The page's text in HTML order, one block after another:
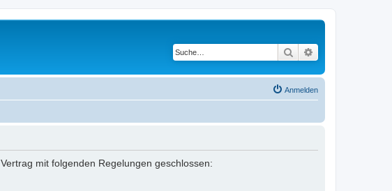
Suche
Anmelden
mit folgenden Regelungen geschlossen: